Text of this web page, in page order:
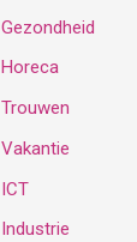
Gezondheid
Horeca
Trouwen
Vakantie
ICT
Industrie